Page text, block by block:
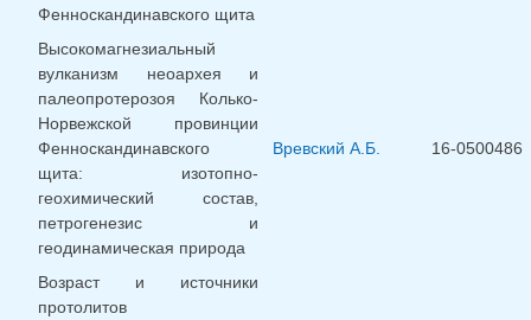
Фенноскандинавского щита
Высокомагнезиальный
вулканизм неоархея и
палеопротерозоя Колько-
Норвежской провинции
Фенноскандинавского
щита: изотопно-
геохимический состав,
петрогенезис и
геодинамическая природа
Вревский А.Б. 16-0500486
Возраст и источники
протолитов